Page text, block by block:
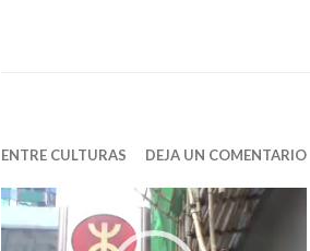
ENTRE CULTURAS DEJA UN COMENTARIO
Reproductor
de